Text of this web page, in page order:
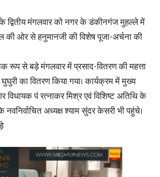
के द्वितीय मंगलवार को नगर के डंकीनगंज मुहल्ले में
की ओर से हनुमानजी की विशेष पूजा-अर्चना की
रूप से बड़े मंगलवार में प्रसाद-वितरण की महत्ता
का वितरण किया गया। कार्यक्रम में मुख्य
पं रत्नाकर मिश्र एवं विशिष्ट अतिथि के
अध्यक्ष श्याम सुंदर केसरी भी पहुंचे।